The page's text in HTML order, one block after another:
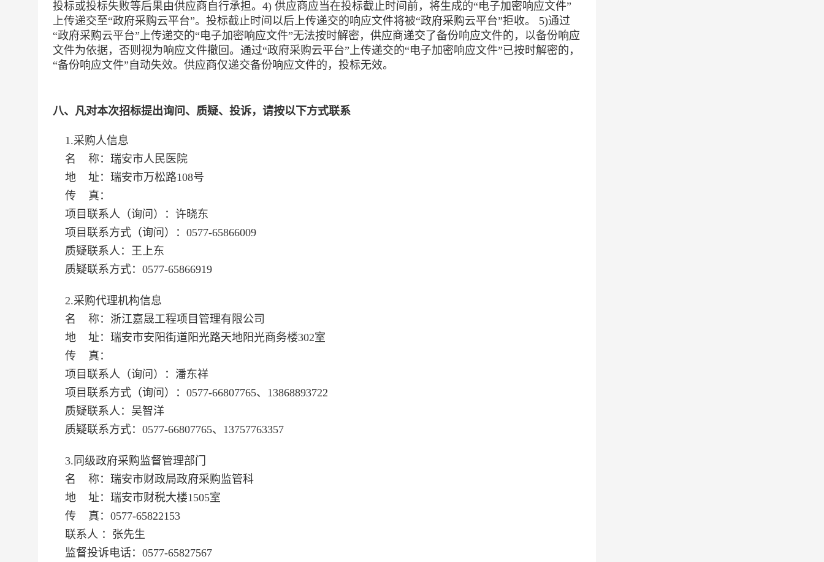
投标或投标失败等后果由供应商自行承担。4) 供应商应当在投标截止时间前，将生成的“电子加密响应文件”
上传递交至“政府采购云平台”。投标截止时间以后上传递交的响应文件将被“政府采购云平台”拒收。 5)通过
“政府采购云平台”上传递交的“电子加密响应文件”无法按时解密，供应商递交了备份响应文件的，以备份响应
文件为依据，否则视为响应文件撤回。通过“政府采购云平台”上传递交的“电子加密响应文件”已按时解密的，
“备份响应文件”自动失效。供应商仅递交备份响应文件的，投标无效。
八、凡对本次招标提出询问、质疑、投诉，请按以下方式联系
1.采购人信息
名 称： 瑞安市人民医院
地 址： 瑞安市万松路108号
传 真：
项目联系人（询问）： 许晓东
项目联系方式（询问）： 0577-65866009
质疑联系人： 王上东
质疑联系方式： 0577-65866919
2.采购代理机构信息
名 称： 浙江嘉晟工程项目管理有限公司
地 址： 瑞安市安阳街道阳光路天地阳光商务楼302室
传 真：
项目联系人（询问）： 潘东祥
项目联系方式（询问）： 0577-66807765、13868893722
质疑联系人： 吴智洋
质疑联系方式： 0577-66807765、13757763357
3.同级政府采购监督管理部门
名 称： 瑞安市财政局政府采购监管科
地 址： 瑞安市财税大楼1505室
传 真： 0577-65822153
联系人 ： 张先生
监督投诉电话： 0577-65827567